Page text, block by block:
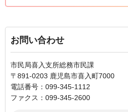
お問い合わせ
市民局喜入支所総務市民課
〒891-0203 鹿児島市喜入町7000
電話番号：099-345-1112
ファクス：099-345-2600